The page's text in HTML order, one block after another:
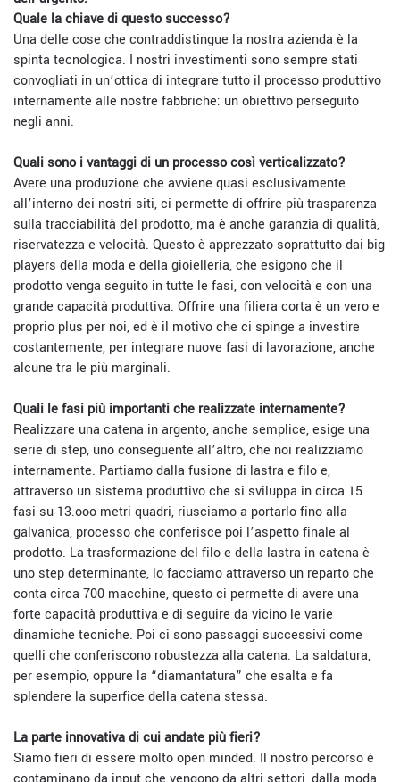
Quale la chiave di questo successo?
Una delle cose che contraddistingue la nostra azienda è la
spinta tecnologica. I nostri investimenti sono sempre stati
convogliati in un’ottica di integrare tutto il processo produttivo
internamente alle nostre fabbriche: un obiettivo perseguito
negli anni.
Quali sono i vantaggi di un processo così verticalizzato?
Avere una produzione che avviene quasi esclusivamente
all’interno dei nostri siti, ci permette di offrire più trasparenza
sulla tracciabilità del prodotto, ma è anche garanzia di qualità,
riservatezza e velocità. Questo è apprezzato soprattutto dai big
players della moda e della gioielleria, che esigono che il
prodotto venga seguito in tutte le fasi, con velocità e con una
grande capacità produttiva. Offrire una filiera corta è un vero e
proprio plus per noi, ed è il motivo che ci spinge a investire
costantemente, per integrare nuove fasi di lavorazione, anche
alcune tra le più marginali.
Quali le fasi più importanti che realizzate internamente?
Realizzare una catena in argento, anche semplice, esige una
serie di step, uno conseguente all’altro, che noi realizziamo
internamente. Partiamo dalla fusione di lastra e filo e,
attraverso un sistema produttivo che si sviluppa in circa 15
fasi su 13.ooo metri quadri, riusciamo a portarlo fino alla
galvanica, processo che conferisce poi l’aspetto finale al
prodotto. La trasformazione del filo e della lastra in catena è
uno step determinante, lo facciamo attraverso un reparto che
conta circa 700 macchine, questo ci permette di avere una
forte capacità produttiva e di seguire da vicino le varie
dinamiche tecniche. Poi ci sono passaggi successivi come
quelli che conferiscono robustezza alla catena. La saldatura,
per esempio, oppure la “diamantatura” che esalta e fa
splendere la superfice della catena stessa.
La parte innovativa di cui andate più fieri?
Siamo fieri di essere molto open minded. Il nostro percorso è